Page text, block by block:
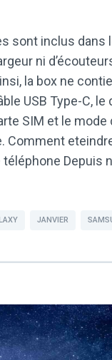
sont inclus dans
ni
la box ne
USB Type-C,
SIM et le mode
Comment
Depuis
JANVIER